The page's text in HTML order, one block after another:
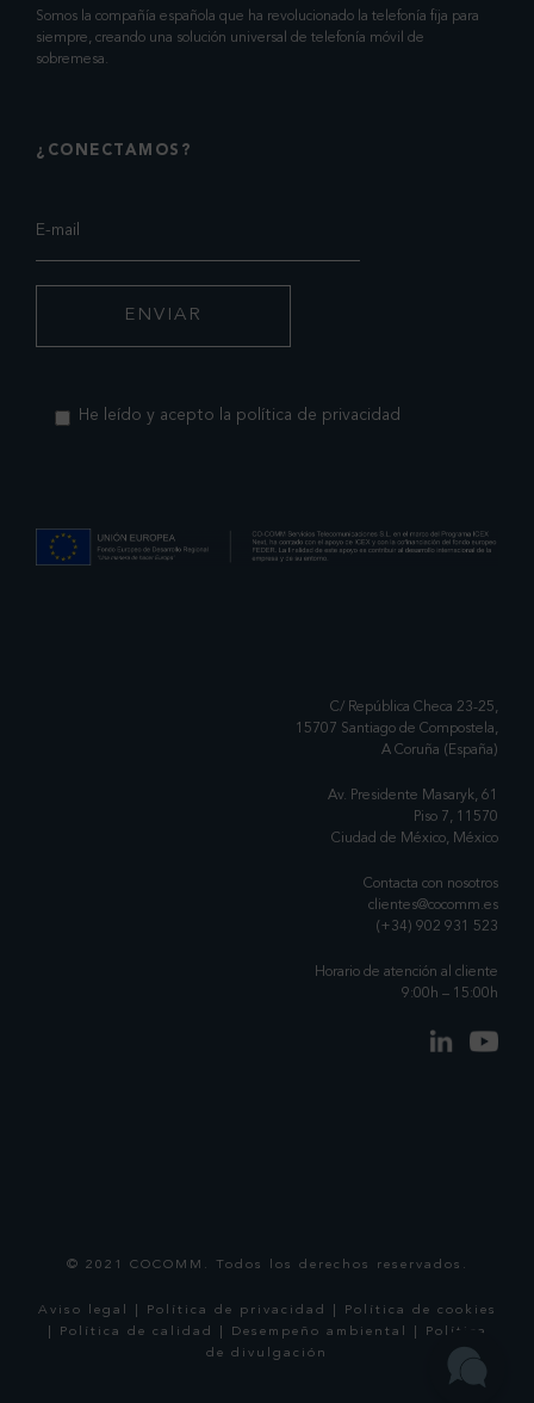
Somos la compañía española que ha revolucionado la telefonía fija para
siempre, creando una solución universal de telefonía móvil de
sobremesa.
¿CONECTAMOS?
He leído y acepto la política de privacidad
C/ República Checa 23-25,
15707 Santiago de Compostela,
A Coruña (España)
Av. Presidente Masaryk, 61
Piso 7, 11570
Ciudad de México, México
Contacta con nosotros
clientes@cocomm.es
(+34) 902 931 523
Horario de atención al cliente
9:00h – 15:00h
© 2021 COCOMM. Todos los derechos reservados.
Aviso legal Política de privacidad
Política de cookies
Política de calidad Desempeño ambiental
Política
de divulgación